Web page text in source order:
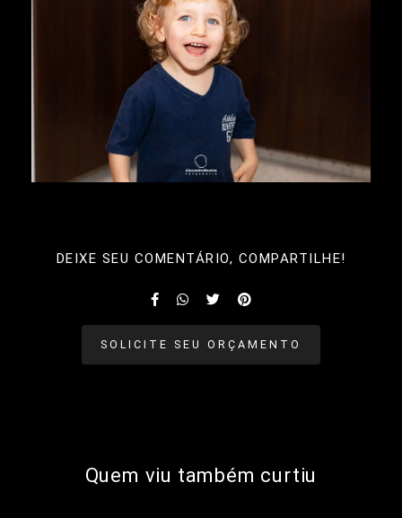
DEIXE SEU COMENTÁRIO, COMPARTILHE!
SOLICITE SEU ORÇAMENTO
Quem viu também curtiu